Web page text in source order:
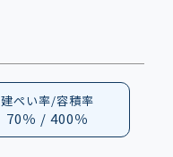
建ぺい率/容積率
70％ / 400％